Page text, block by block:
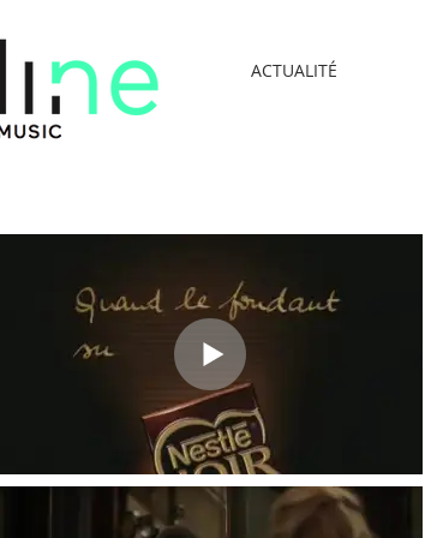
ACTUALITÉ